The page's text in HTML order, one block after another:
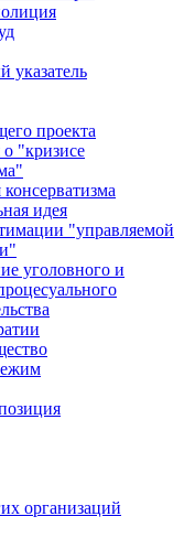
указатель
проекта
"кризисе
идея
"управляемой
уголовного и
организаций